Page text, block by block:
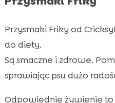
Przysmaki Friky od
do diety.
Są smaczne i zdrowe.
sprawiając psu dużo
Odpowiednie żywienie